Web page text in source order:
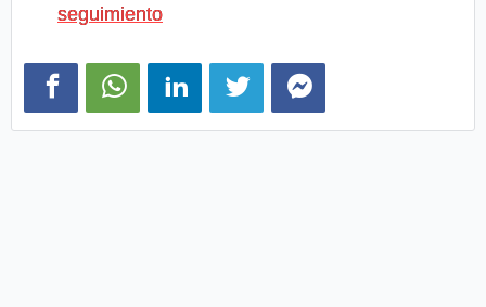
seguimiento